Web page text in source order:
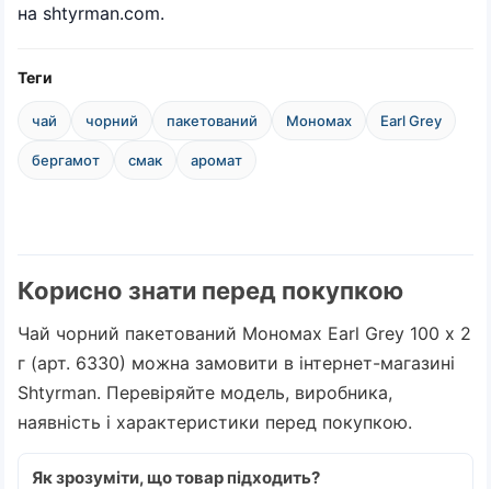
на shtyrman.com.
Теги
чай чорний пакетований Мономах Earl Grey
бергамот смак аромат
Корисно знати перед покупкою
Чай чорний пакетований Мономах Earl Grey 100 х 2
г (арт. 6330) можна замовити в інтернет-магазині
Shtyrman. Перевіряйте модель, виробника,
наявність і характеристики перед покупкою.
Як зрозуміти, що товар підходить?